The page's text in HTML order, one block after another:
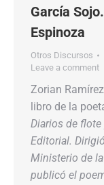
García
Espinoza
Otros Discursos
Leave a comment
Zorian
libro de la
Diarios de flote
Editorial.
Ministerio de
publicó el